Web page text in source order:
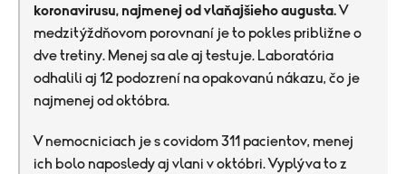
koronavirusu, najmenej od vlaňajšieho augusta.V
medzitýždňovom porovnaní je to pokles približne o
dve tretiny. Menej sa ale aj testuje. Laboratória
odhalili aj 12 podozrení na opakovanú nákazu, čo je
najmenej od októbra.
V nemocniciach je s covidom 311 pacientov, menej
ich bolo naposledy aj vlani v októbri. Vyplýva to z